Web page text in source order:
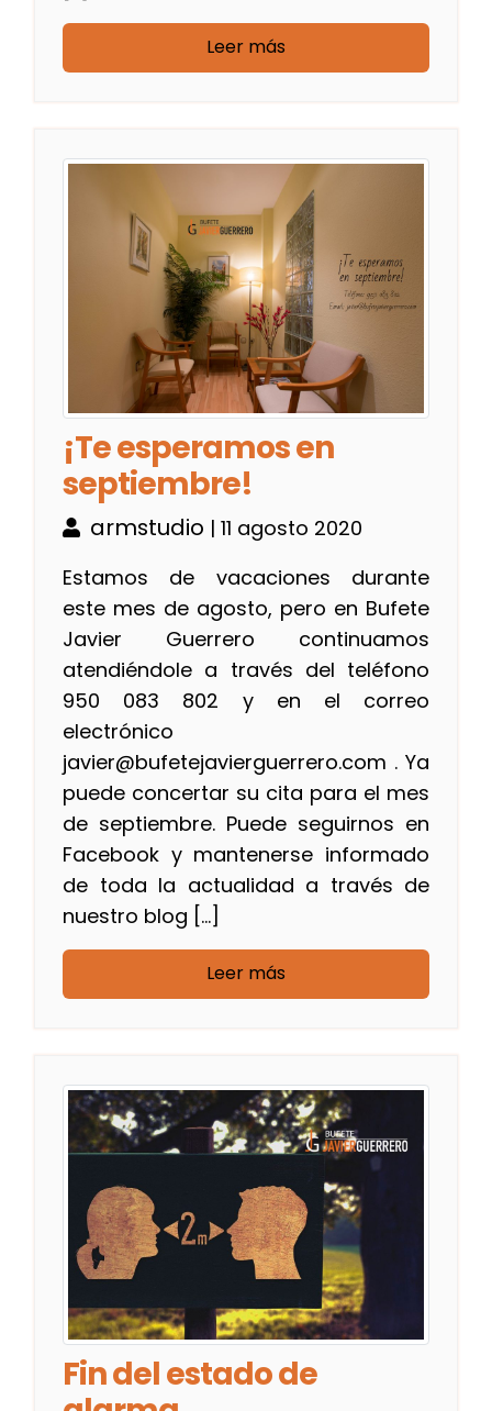
Leer más
¡Te esperamos en
septiembre!
armstudio | 11 agosto 2020
Estamos de vacaciones durante
este mes de agosto, pero en Bufete
Javier Guerrero continuamos
atendiéndole a través del teléfono
950 083 802 y en el correo
electrónico
javier@bufetejavierguerrero.com . Ya
puede concertar su cita para el mes
de septiembre. Puede seguirnos en
Facebook y mantenerse informado
de toda la actualidad a través de
nuestro blog […]
Leer más
Fin del estado de